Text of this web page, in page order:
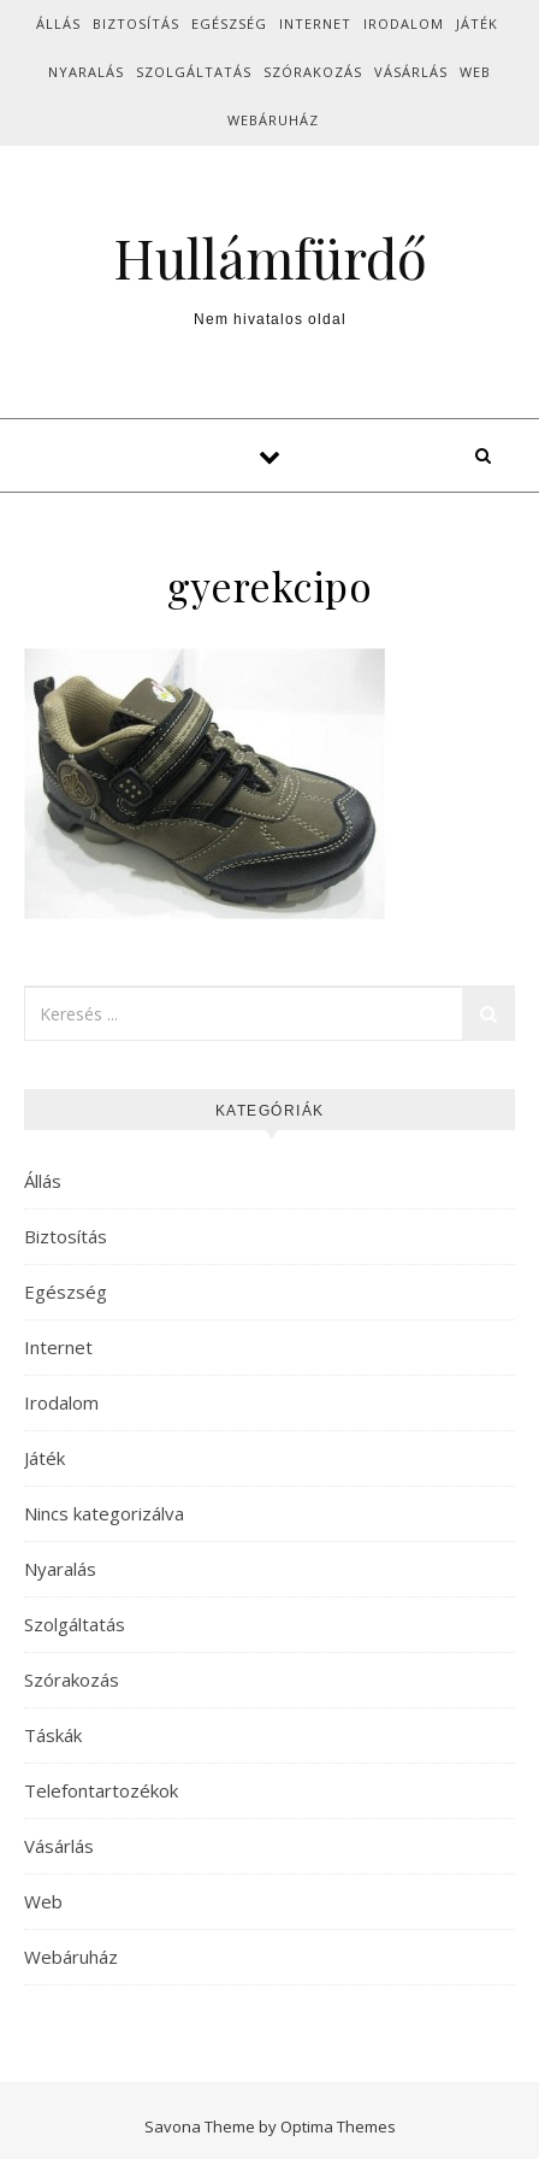
Skip to content
ÁLLÁS BIZTOSÍTÁS EGÉSZSÉG INTERNET IRODALOM JÁTÉK
NYARALÁS SZOLGÁLTATÁS SZÓRAKOZÁS VÁSÁRLÁS WEB
WEBÁRUHÁZ
Hullámfürdő
Nem hivatalos oldal
gyerekcipo
KATEGÓRIÁK
Állás
Biztosítás
Egészség
Internet
Irodalom
Játék
Nincs kategorizálva
Nyaralás
Szolgáltatás
Szórakozás
Táskák
Telefontartozékok
Vásárlás
Web
Webáruház
Savona Theme by Optima Themes